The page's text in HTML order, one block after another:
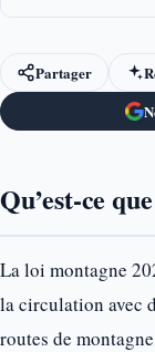
Partager
Qu’est-ce
La loi montagne
la circulation avec
routes de